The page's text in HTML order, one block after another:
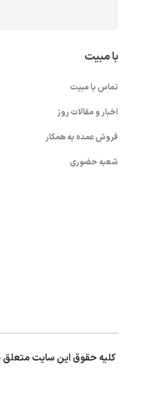
با مبیت
تماس با مبیت
اخبار و مقالات روز
فروش عمده به همکار
شعبه حضوری
کلیه حقوق این سایت متعلق